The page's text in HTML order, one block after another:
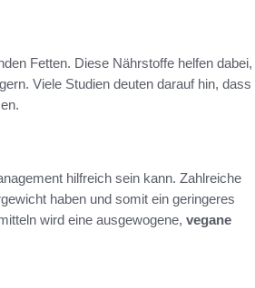
Fetten. Diese Nährstoffe helfen dabei,
Viele Studien deuten darauf hin, dass
hilfreich sein kann. Zahlreiche
haben und somit ein geringeres
wird eine ausgewogene, vegane